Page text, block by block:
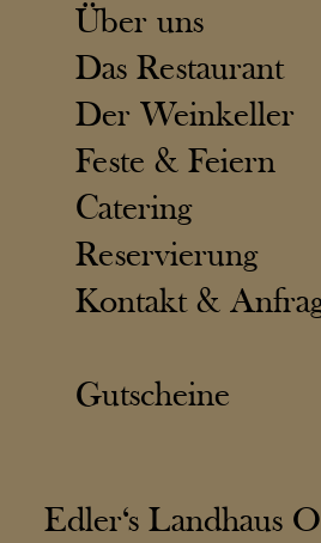
Edler‘s Landhaus
Über uns
Das Restaurant
Der Weinkeller
Feste & Feiern
Catering
Reservierung
Kontakt &
Gutscheine